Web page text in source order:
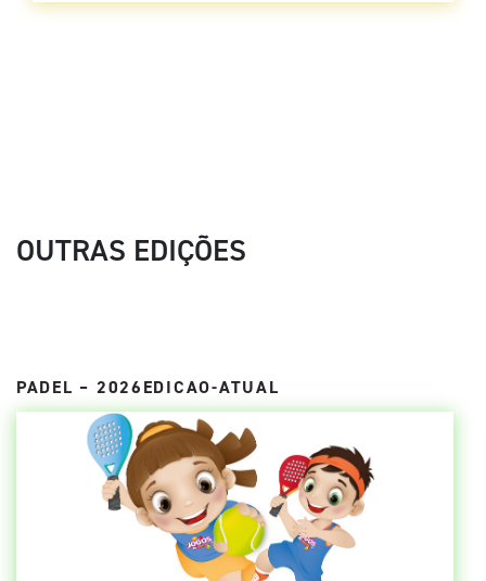
OUTRAS EDIÇÕES
PADEL – 2026EDICAO-ATUAL